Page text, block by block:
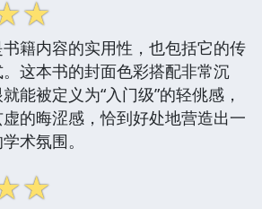
☆
籍内容的实用性，也包括它的传
这本书的封面色彩搭配非常沉
能被定义为“入门级”的轻佻感，
的晦涩感，恰到好处地营造出一
术氛围。
☆